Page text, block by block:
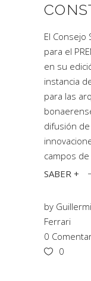
El Consejo
para el
en su
instancia
para las
difusión
campos
SABER +
by
Ferrari
0
0